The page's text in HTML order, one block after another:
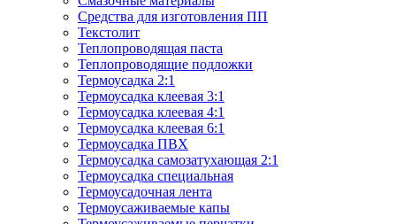
Средства для изготовления ПП
Текстолит
Теплопроводящая паста
Теплопроводящие подложки
Термоусадка 2:1
Термоусадка клеевая 3:1
Термоусадка клеевая 4:1
Термоусадка клеевая 6:1
Термоусадка ПВХ
Термоусадка самозатухающая 2:1
Термоусадка специальная
Термоусадочная лента
Термоусаживаемые капы